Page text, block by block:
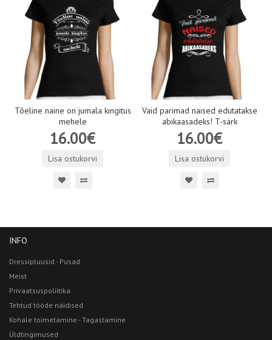
Tõeline naine on jumala kingitus
mehele
16.00€
Lisa ostukorvi
Vaid parimad naised edutatakse
abikaasadeks! T-särk
16.00€
Lisa ostukorvi
INFO
Dressipluusid - Pusad
Meist
Privaatsuspoliitika
Tehtud tööde näidised
Kohale toimetamine - Tagastamine
Üldtingimused